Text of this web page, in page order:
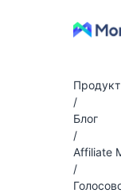
Продукт
/
Блог
/
Affiliate
/